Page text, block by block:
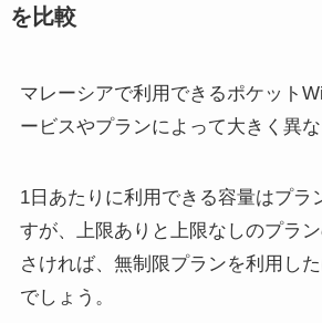
を比較
マレーシアで利用できるポケット
ービスやプランによって大きく異な
1日あたりに利用できる容量はプラ
すが、上限ありと上限なしのプラ
さければ、無制限プランを利用し
でしょう。